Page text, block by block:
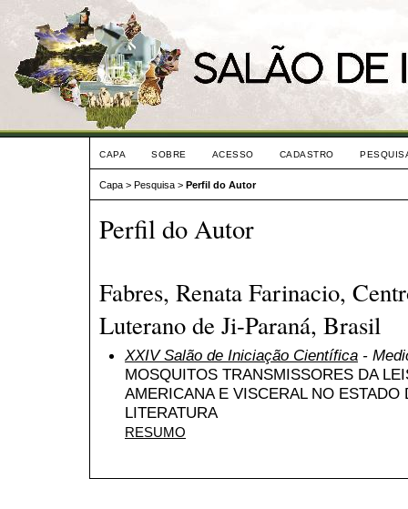
CAPA SOBRE ACESSO CADASTRO
Capa > Pesquisa > Perfil do Autor
Perfil do Autor
Fabres, Renata Farinacio,
Luterano de Ji-Paraná, Brasil
XXIV Salão de Iniciação Científica -
MOSQUITOS TRANSMISSORES DA
AMERICANA E VISCERAL NO
LITERATURA
RESUMO